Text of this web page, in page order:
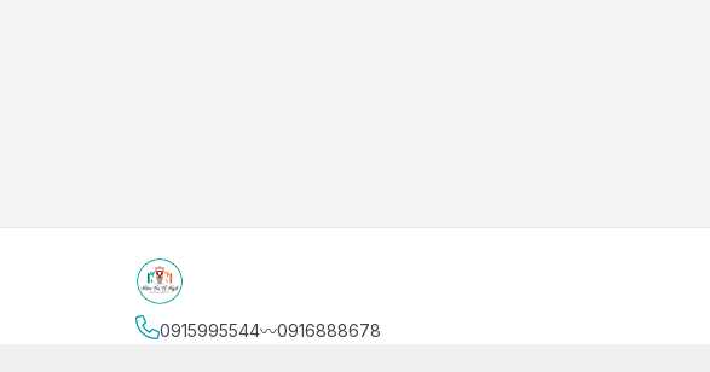
0915995544〰️0916888678